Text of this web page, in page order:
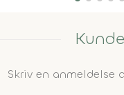
Skriv en anmeldelse